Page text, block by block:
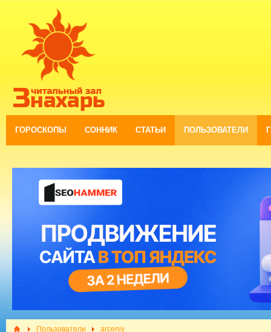
ГОРОСКОПЫ СОННИК СТАТЬИ ПОЛЬЗОВАТЕЛИ
Пользователи arceniy